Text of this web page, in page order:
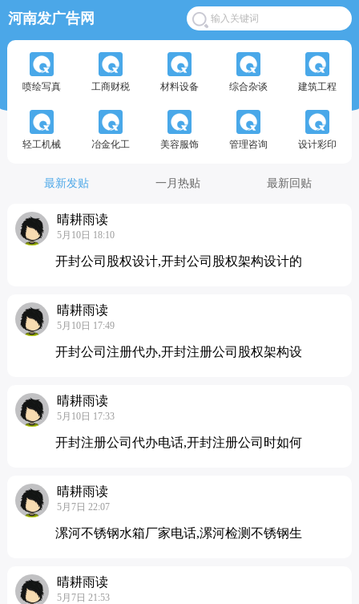
河南发广告网
喷绘写真 工商财税 材料设备 综合杂谈 建筑工程
轻工机械 冶金化工 美容服饰 管理咨询 设计彩印
最新发贴 一月热贴 最新回贴
晴耕雨读
5月10日 18:10
开封公司股权设计,开封公司股权架构设计的
晴耕雨读
5月10日 17:49
开封公司注册代办,开封注册公司股权架构设
晴耕雨读
5月10日 17:33
开封注册公司代办电话,开封注册公司时如何
晴耕雨读
5月7日 22:07
漯河不锈钢水箱厂家电话,漯河检测不锈钢生
晴耕雨读
5月7日 21:53